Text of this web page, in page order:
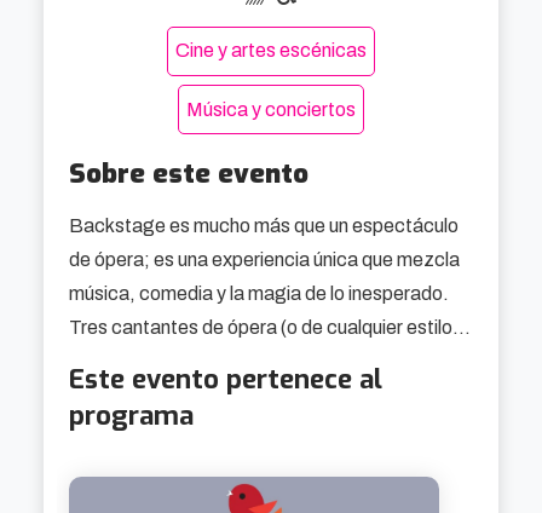
Cine y artes escénicas
Música y conciertos
Sobre este evento
Backstage es mucho más que un espectáculo
de ópera; es una experiencia única que mezcla
música, comedia y la magia de lo inesperado.
Tres cantantes de ópera (o de cualquier estilo
teatro para ensayar con su pianista. Pero algo
ocurre: descubren que el público ya está allí, ¡y
concierto entre bambalinas! 🎤✨
Este evento pertenece al
programa